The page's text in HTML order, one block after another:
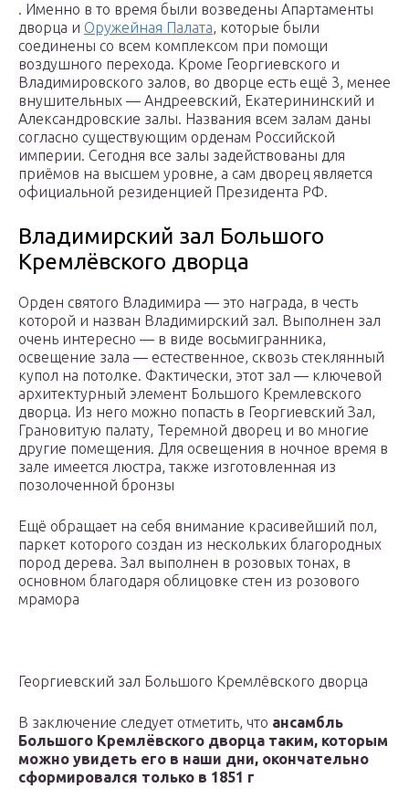
. Именно в то время были возведены Апартаменты
дворца и Оружейная Палата, которые были
соединены со всем комплексом при помощи
воздушного перехода. Кроме Георгиевского и
Владимировского залов, во дворце есть ещё 3, менее
внушительных — Андреевский, Екатерининский и
Александровские залы. Названия всем залам даны
согласно существующим орденам Российской
империи. Сегодня все залы задействованы для
приёмов на высшем уровне, а сам дворец является
официальной резиденцией Президента РФ.
Владимирский зал Большого
Кремлёвского дворца
Орден святого Владимира — это награда, в честь
которой и назван Владимирский зал. Выполнен зал
очень интересно — в виде восьмигранника,
освещение зала — естественное, сквозь стеклянный
купол на потолке. Фактически, этот зал — ключевой
архитектурный элемент Большого Кремлевского
дворца. Из него можно попасть в Георгиевский Зал,
Грановитую палату, Теремной дворец и во многие
другие помещения. Для освещения в ночное время в
зале имеется люстра, также изготовленная из
позолоченной бронзы
Ещё обращает на себя внимание красивейший пол,
паркет которого создан из нескольких благородных
пород дерева. Зал выполнен в розовых тонах, в
основном благодаря облицовке стен из розового
мрамора
Георгиевский зал Большого Кремлёвского дворца
В заключение следует отметить, что ансамбль
Большого Кремлёвского дворца таким, которым
можно увидеть его в наши дни, окончательно
сформировался только в 1851 г